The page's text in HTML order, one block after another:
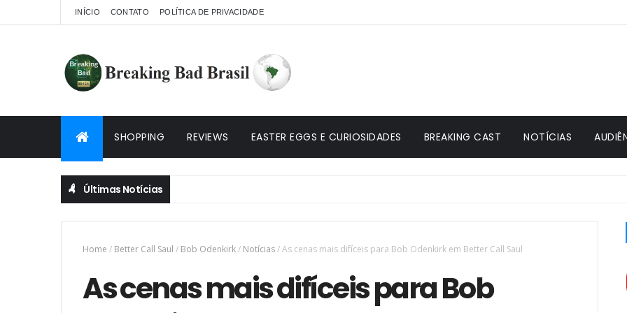
INÍCIO CONTATO POLÍTICA DE PRIVACIDADE
SHOPPING REVIEWS EASTER EGGS E CURIOSIDADES BREAKING CAST NOTÍCIAS
Últimas Notícias
Home / Better Call Saul / Bob Odenkirk/ Notícias/As cenas mais difíceis para Bob Odenkirk em Better Call Saul
As cenas mais difíceis para Bob